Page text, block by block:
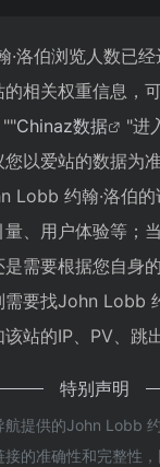
洛伯浏览人数已
相关权重信息，
""Chinaz数据
"进
以爱站的数据为
Lobb 约翰·洛伯的
、用户体验等；
需要根据您自身
要找John Lobb
站的IP、PV、跳
特别声明
提供的John Lobb
的准确性和完整性